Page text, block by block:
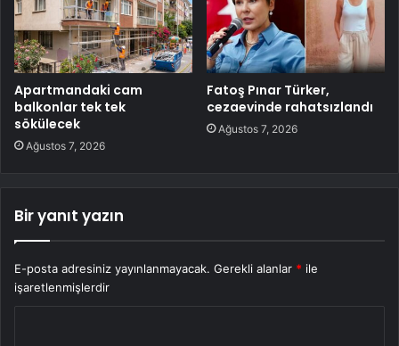
Apartmandaki cam
balkonlar tek tek
sökülecek
Ağustos 7, 2026
Fatoş Pınar Türker,
cezaevinde rahatsızlandı
Ağustos 7, 2026
Bir yanıt yazın
E-posta adresiniz yayınlanmayacak. Gerekli alanlar * ile
işaretlenmişlerdir